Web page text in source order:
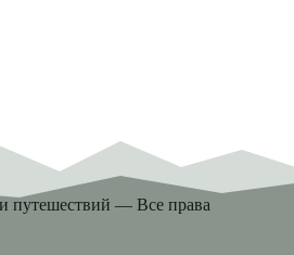
путешествий — Все права